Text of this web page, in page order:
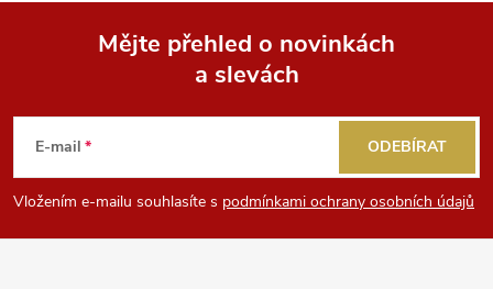
p
a
Mějte přehled o novinkách
a slevách
E-mail
Vložením e-mailu souhlasíte s podmínkami ochrany osobních údajů
ODEBÍRAT